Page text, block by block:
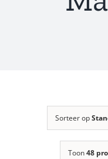
Sorteer op
Toon48